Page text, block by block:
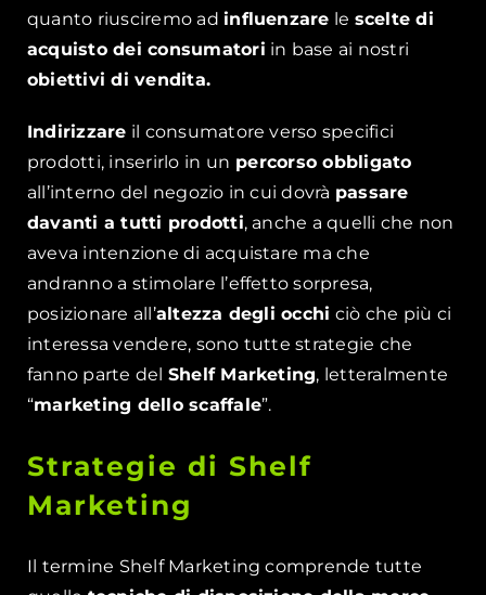
quanto riusciremo adinfluenzare le scelte di
acquisto dei consumatori in base ai nostri
obiettivi di vendita.
Indirizzare il consumatore verso specifici
prodotti, inserirlo in un percorso obbligato
all’interno del negozio in cui dovrà passare
davanti a tutti prodotti, anche a quelli che non
aveva intenzione di acquistare ma che
andranno a stimolare l’effetto sorpresa,
posizionare all’altezza degli occhi ciò che più ci
interessa vendere, sono tutte strategie che
fanno parte del Shelf Marketing, letteralmente
“marketing dello scaffale”.
Strategie di Shelf
Marketing
Il termine Shelf Marketing comprende tutte